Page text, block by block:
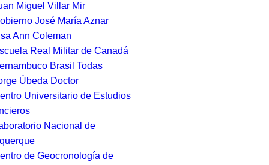
Miguel Villar Mir
José María Aznar
Ann Coleman
Real Militar de Canadá
Brasil Todas
Úbeda Doctor
Universitario de Estudios
Nacional de
de Geocronología de